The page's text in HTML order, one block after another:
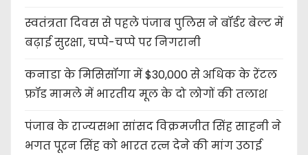
स्वतंत्रता दिवस से पहले पंजाब पुलिस ने बॉर्डर बेल्ट में
बढ़ाई सुरक्षा, चप्पे-चप्पे पर निगरानी
कनाडा के मिसिसॉगा में $30,000 से अधिक के रेंटल
फ्रॉड मामले में भारतीय मूल के दो लोगों की तलाश
पंजाब के राज्यसभा सांसद विक्रमजीत सिंह साहनी ने
भगत पूरन सिंह को भारत रत्न देने की मांग उठाई